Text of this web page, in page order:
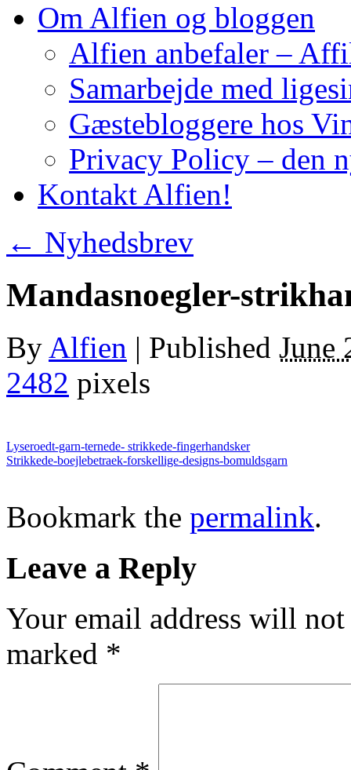
Om Alfien og bloggen
Alfien anbefaler –
Samarbejde med
Gæstebloggere hos
Privacy Policy – den
Kontakt Alfien!
← Nyhedsbrev
Mandasnoegler-
By Alfien | Published June
2482 pixels
Lyseroedt-garn-ternede- strikkede-fingerhandsker
Strikkede-boejlebetraek-forskellige-designs-bomuldsgarn
Bookmark the permalink.
Leave a Reply
Your email address will
marked *